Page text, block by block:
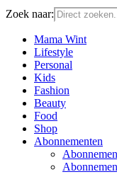
Zoek naar:
Mama Wint
Lifestyle
Personal
Kids
Fashion
Beauty
Food
Shop
Abonnementen